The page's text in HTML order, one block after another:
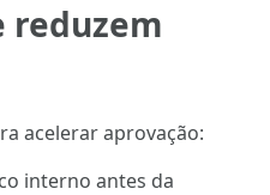
reduzem
acelerar aprovação:
interno antes da